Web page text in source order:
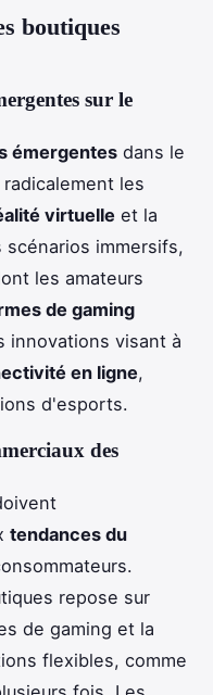
boutiques
sur le
émergentes dans le
les
virtuelle et la
scénarios immersifs,
les amateurs
de gaming
innovations visant à
en ligne,
d'esports.
des
tendances du
repose sur
de gaming et la
flexibles, comme